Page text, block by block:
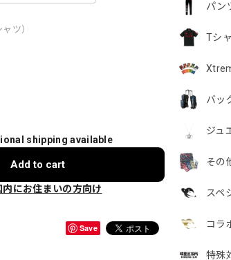
パン
Tシ
バッ
ジュ
その
スペ
コラ
特殊
ツ）
shipping available
Add to cart
内にお住まいの方向け
Save